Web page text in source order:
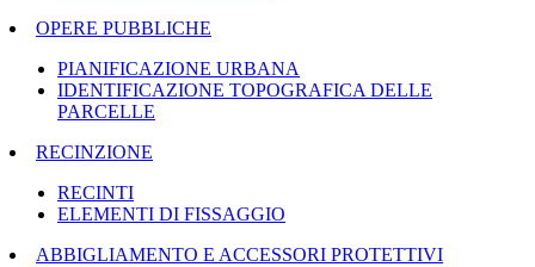
OPERE PUBBLICHE
PIANIFICAZIONE URBANA
IDENTIFICAZIONE TOPOGRAFICA DELLE
PARCELLE
RECINZIONE
RECINTI
ELEMENTI DI FISSAGGIO
ABBIGLIAMENTO E ACCESSORI PROTETTIVI